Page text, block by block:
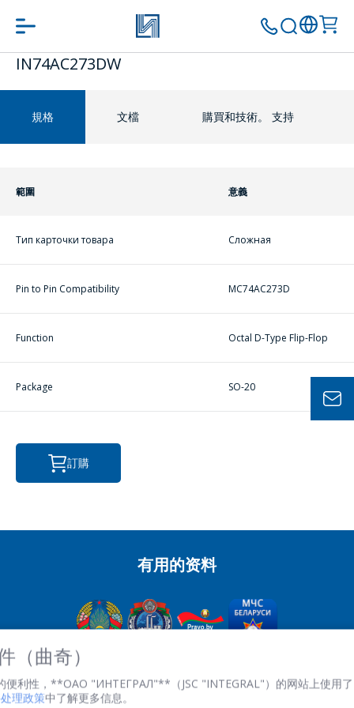
IN74AC273DW
規格 文檔 購買和技術。 支持
範圍 意義
Тип карточки товара Сложная
Pin to Pin Compatibility MC74AC273D
Function Octal D-Type Flip-Flop
Package SO-20
訂購
转到购物车 继续购物
ПЕРЕЙТИ В КОРЗИНУ
有用的资料
英石。 Kazintsa I.P., 121A, room 327, Minsk, 220108, 白俄羅斯
公司經理將很樂
併計算服務成本
並準備單獨的商
業報價。
信息*
（曲奇）
便利性，**ОАО "ИНТЕГРАЛ"**（JSC "INTEGRAL"）的网站上使用
理政策中了解更多信息。